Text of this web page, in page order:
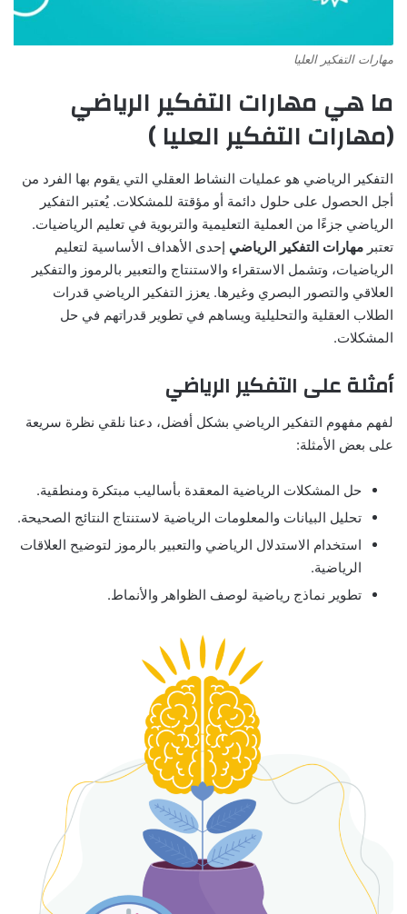
مهارات التفكير العليا
ما هي مهارات التفكير الرياضي
(مهارات التفكير العليا )
التفكير الرياضي هو عمليات النشاط العقلي التي يقوم بها الفرد من
أجل الحصول على حلول دائمة أو مؤقتة للمشكلات. يُعتبر التفكير
الرياضي جزءًا من العملية التعليمية والتربوية في تعليم الرياضيات.
تعتبر مهارات التفكير الرياضي إحدى الأهداف الأساسية لتعليم
الرياضيات، وتشمل الاستقراء والاستنتاج والتعبير بالرموز والتفكير
العلاقي والتصور البصري وغيرها. يعزز التفكير الرياضي قدرات
الطلاب العقلية والتحليلية ويساهم في تطوير قدراتهم في حل
المشكلات.
أمثلة على التفكير الرياضي
لفهم مفهوم التفكير الرياضي بشكل أفضل، دعنا نلقي نظرة سريعة
على بعض الأمثلة:
حل المشكلات الرياضية المعقدة بأساليب مبتكرة ومنطقية.
تحليل البيانات والمعلومات الرياضية لاستنتاج النتائج الصحيحة.
استخدام الاستدلال الرياضي والتعبير بالرموز لتوضيح العلاقات
الرياضية.
تطوير نماذج رياضية لوصف الظواهر والأنماط.